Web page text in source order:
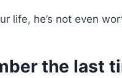
life, he’s not even
the last